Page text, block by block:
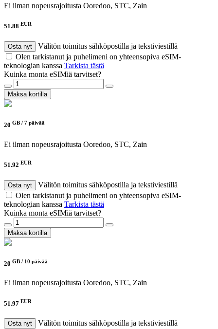
Ei ilman nopeusrajoitusta Ooredoo, STC, Zain
51.88 EUR
Osta nyt
Välitön toimitus sähköpostilla ja tekstiviestillä
Olen tarkistanut ja puhelimeni on yhteensopiva eSIM-
teknologian kanssa Tarkista tästä
Kuinka monta eSIMiä tarvitset?
Maksa kortilla
20 GB / 7 päivää
Ei ilman nopeusrajoitusta Ooredoo, STC, Zain
51.92 EUR
Osta nyt
Välitön toimitus sähköpostilla ja tekstiviestillä
Olen tarkistanut ja puhelimeni on yhteensopiva eSIM-
teknologian kanssa Tarkista tästä
Kuinka monta eSIMiä tarvitset?
Maksa kortilla
20 GB / 10 päivää
Ei ilman nopeusrajoitusta Ooredoo, STC, Zain
51.97 EUR
Osta nyt
Välitön toimitus sähköpostilla ja tekstiviestillä